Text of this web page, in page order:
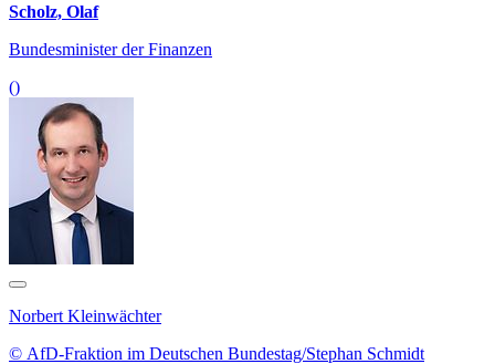
Scholz, Olaf
Bundesminister der Finanzen
()
Norbert Kleinwächter
© AfD-Fraktion im Deutschen Bundestag/Stephan Schmidt